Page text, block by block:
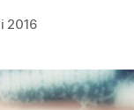
2016